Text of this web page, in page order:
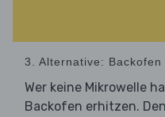
3. Alternative: Backofen
Wer keine Mikrowelle
Backofen erhitzen.